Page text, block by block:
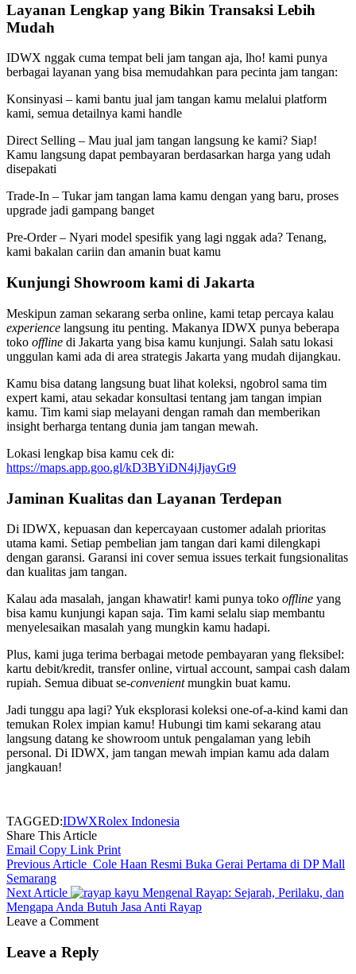
Layanan Lengkap yang Bikin Transaksi Lebih
Mudah
IDWX nggak cuma tempat beli jam tangan aja, lho! kami punya
berbagai layanan yang bisa memudahkan para pecinta jam tangan:​
Konsinyasi – kami bantu jual jam tangan kamu melalui platform
kami, semua detailnya kami handle​
Direct Selling – Mau jual jam tangan langsung ke kami? Siap!
Kamu langsung dapat pembayaran berdasarkan harga yang udah
disepakati​
Trade-In – Tukar jam tangan lama kamu dengan yang baru, proses
upgrade jadi gampang banget​
Pre-Order – Nyari model spesifik yang lagi nggak ada? Tenang,
kami bakalan cariin dan amanin buat kamu​
Kunjungi Showroom kami di Jakarta
Meskipun zaman sekarang serba online, kami tetap percaya kalau
experience langsung itu penting. Makanya IDWX punya beberapa
toko offline di Jakarta yang bisa kamu kunjungi. Salah satu lokasi
unggulan kami ada di area strategis Jakarta yang mudah dijangkau.​
Kamu bisa datang langsung buat lihat koleksi, ngobrol sama tim
expert kami, atau sekadar konsultasi tentang jam tangan impian
kamu. Tim kami siap melayani dengan ramah dan memberikan
insight berharga tentang dunia jam tangan mewah.
Lokasi lengkap bisa kamu cek di:
https://maps.app.goo.gl/kD3BYiDN4jJjayGt9
Jaminan Kualitas dan Layanan Terdepan
Di IDWX, kepuasan dan kepercayaan customer adalah prioritas
utama kami. Setiap pembelian jam tangan dari kami dilengkapi
dengan garansi. Garansi ini cover semua issues terkait fungsionalitas
dan kualitas jam tangan.​
Kalau ada masalah, jangan khawatir! kami punya toko offline yang
bisa kamu kunjungi kapan saja. Tim kami selalu siap membantu
menyelesaikan masalah yang mungkin kamu hadapi.​
Plus, kami juga terima berbagai metode pembayaran yang fleksibel:
kartu debit/kredit, transfer online, virtual account, sampai cash dalam
rupiah. Semua dibuat se-convenientmungkin buat kamu.​
Jadi tunggu apa lagi? Yuk eksplorasi koleksi one-of-a-kind kami dan
temukan Rolex impian kamu! Hubungi tim kami sekarang atau
langsung datang ke showroom untuk pengalaman yang lebih
personal. Di IDWX, jam tangan mewah impian kamu ada dalam
jangkauan!
TAGGED:IDWXRolex Indonesia
Share This Article
Email Copy Link Print
Previous Article Cole Haan Resmi Buka Gerai Pertama di DP Mall
Semarang
Next Article
Mengenal Rayap: Sejarah, Perilaku, dan
Mengapa Anda Butuh Jasa Anti Rayap
Leave a Comment
Leave a Reply